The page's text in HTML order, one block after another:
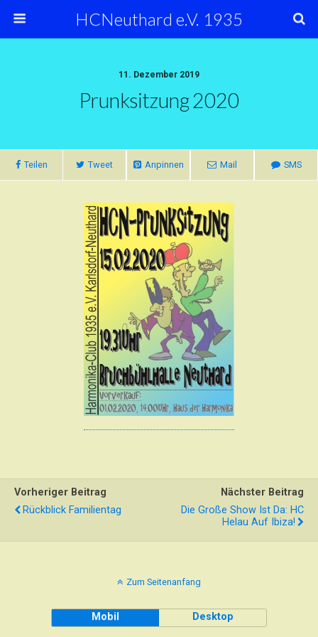
HCNeuthard e.V. 1935
11. Dezember 2019
Prunksitzung 2020
Teilen Tweet Anpinnen Mail SMS
Vorheriger Beitrag
Rückblick Familientag
Nächster Beitrag
Die Große Show Ist Da: HC
Helau Auf Ibiza!
Zum Seitenanfang
Mobil Desktop